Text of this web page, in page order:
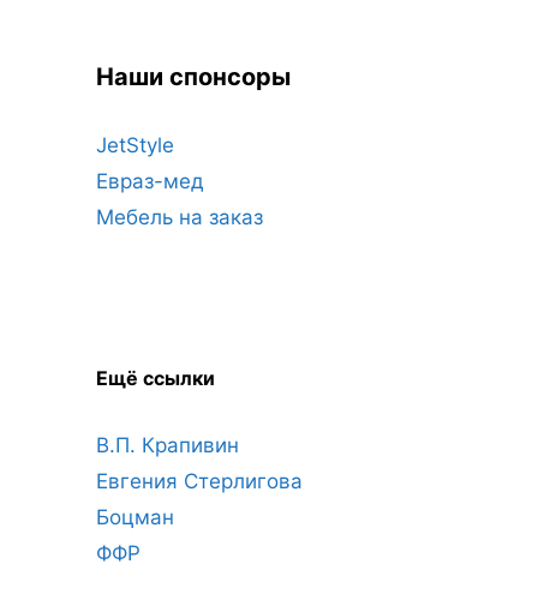
Наши спонсоры
JetStyle
Евраз-мед
Мебель на заказ
Ещё ссылки
В.П. Крапивин
Евгения Стерлигова
Боцман
ФФР